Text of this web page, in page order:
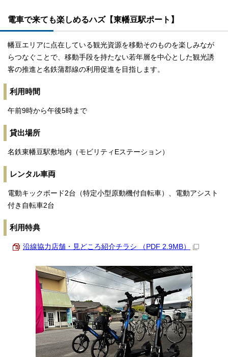
電車で来ても楽しめるハズ【東幡豆駅ポート】
幡豆エリアに点在している観光資源を移動そのものを楽しみなが
らつなぐことで、移動手段を持たない若年層を中心とした観光誘
客の推進と名鉄蒲郡線の利用促進を目指します。
利用時間
午前9時から午後5時まで
貸出場所
名鉄東幡豆駅敷地内（モビリティEステーション）
レンタル車両
電動キックボード2台（特定小型原動機付自転車）、電動アシスト
付き自転車2台
利用特典
沿線協力店舗・見どころ紹介チラシ （PDF 2.9MB）